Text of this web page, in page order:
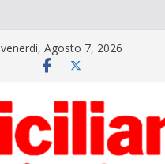
venerdì, Agosto 7, 2026